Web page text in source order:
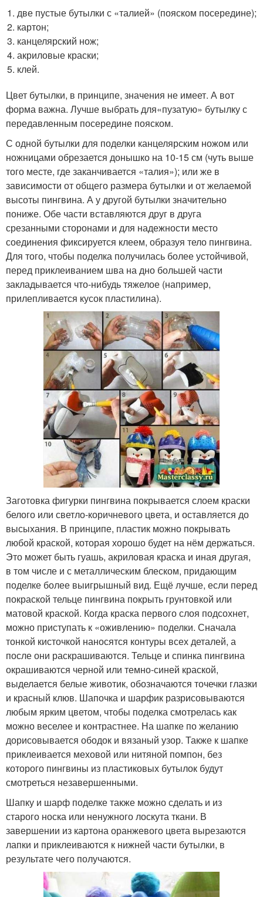
две пустые бутылки с «талией» (пояском посередине);
картон;
канцелярский нож;
акриловые краски;
клей.
Цвет бутылки, в принципе, значения не имеет. А вот
форма важна. Лучше выбрать для«пузатую» бутылку с
передавленным посередине пояском.
С одной бутылки для поделки канцелярским ножом или
ножницами обрезается донышко на 10-15 см (чуть выше
того месте, где заканчивается «талия»); или же в
зависимости от общего размера бутылки и от желаемой
высоты пингвина. А у другой бутылки значительно
пониже. Обе части вставляются друг в друга
срезанными сторонами и для надежности место
соединения фиксируется клеем, образуя тело пингвина.
Для того, чтобы поделка получилась более устойчивой,
перед приклеиванием шва на дно большей части
закладывается что-нибудь тяжелое (например,
прилепливается кусок пластилина).
Заготовка фигурки пингвина покрывается слоем краски
белого или светло-коричневого цвета, и оставляется до
высыхания. В принципе, пластик можно покрывать
любой краской, которая хорошо будет на нём держаться.
Это может быть гуашь, акриловая краска и иная другая,
в том числе и с металлическим блеском, придающим
поделке более выигрышный вид. Ещё лучше, если перед
покраской тельце пингвина покрыть грунтовкой или
матовой краской. Когда краска первого слоя подсохнет,
можно приступать к «оживлению» поделки. Сначала
тонкой кисточкой наносятся контуры всех деталей, а
после они раскрашиваются. Тельце и спинка пингвина
окрашиваются черной или темно-синей краской,
выделается белые животик, обозначаются точечки глазки
и красный клюв. Шапочка и шарфик разрисовываются
любым ярким цветом, чтобы поделка смотрелась как
можно веселее и контрастнее. На шапке по желанию
дорисовывается ободок и вязаный узор. Также к шапке
приклеивается меховой или нитяной помпон, без
которого пингвины из пластиковых бутылок будут
смотреться незавершенными.
Шапку и шарф поделке также можно сделать и из
старого носка или ненужного лоскута ткани. В
завершении из картона оранжевого цвета вырезаются
лапки и приклеиваются к нижней части бутылки, в
результате чего получаются.